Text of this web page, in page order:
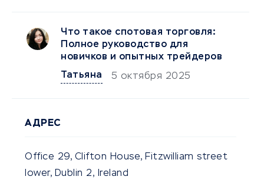
Что такое спотовая торговля:
Полное руководство для
новичков и опытных трейдеров
Татьяна
5 октября 2025
АДРЕС
Office 29, Clifton House, Fitzwilliam street
lower, Dublin 2, Ireland